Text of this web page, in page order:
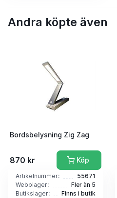
Andra köpte även
Bordsbelysning Zig Zag
870 kr Köp
Artikelnummer:
55671
Webblager:
Fler än 5
Butikslager:
Finns i butik